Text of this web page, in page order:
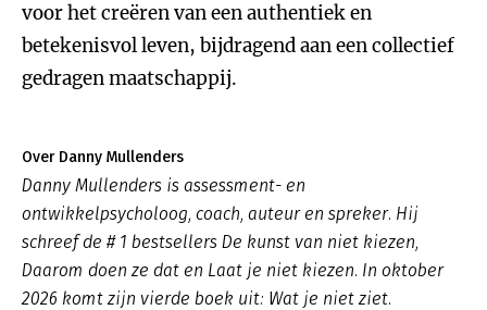
voor het creëren van een authentiek en
betekenisvol leven, bijdragend aan een collectief
gedragen maatschappij.
Over Danny Mullenders
Danny Mullenders is assessment- en
ontwikkelpsycholoog, coach, auteur en spreker. Hij
schreef de # 1 bestsellers De kunst van niet kiezen,
Daarom doen ze dat en Laat je niet kiezen. In oktober
2026 komt zijn vierde boek uit: Wat je niet ziet.